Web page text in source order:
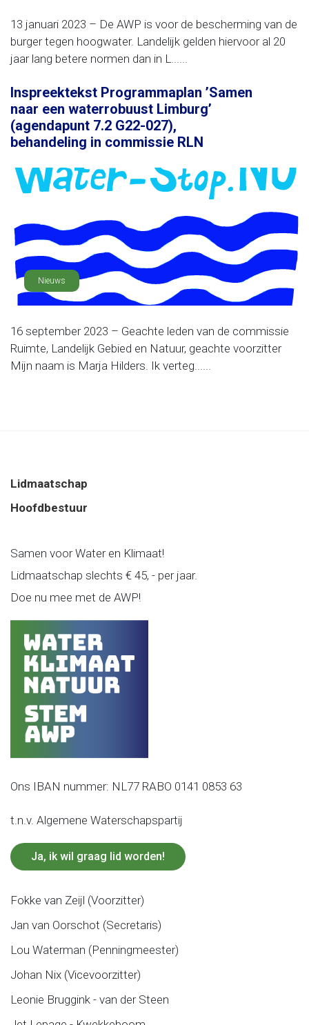
13 januari 2023 – De AWP is voor de bescherming van de
burger tegen hoogwater. Landelijk gelden hiervoor al 20
jaar lang betere normen dan in L......
Inspreektekst Programmaplan ’Samen
naar een waterrobuust Limburg’
(agendapunt 7.2 G22-027),
behandeling in commissie RLN
Nieuws
16 september 2023 – Geachte leden van de commissie
Ruimte, Landelijk Gebied en Natuur, geachte voorzitter
Mijn naam is Marja Hilders. Ik verteg......
Lidmaatschap
Hoofdbestuur
Samen voor Water en Klimaat!
Lidmaatschap slechts € 45, - per jaar.
Doe nu mee met de AWP!
Ons IBAN nummer: NL77 RABO 0141 0853 63
t.n.v. Algemene Waterschapspartij
Ja, ik wil graag lid worden!
Fokke van Zeijl (Voorzitter)
Jan van Oorschot (Secretaris)
Lou Waterman (Penningmeester)
Johan Nix (Vicevoorzitter)
Leonie Bruggink - van der Steen